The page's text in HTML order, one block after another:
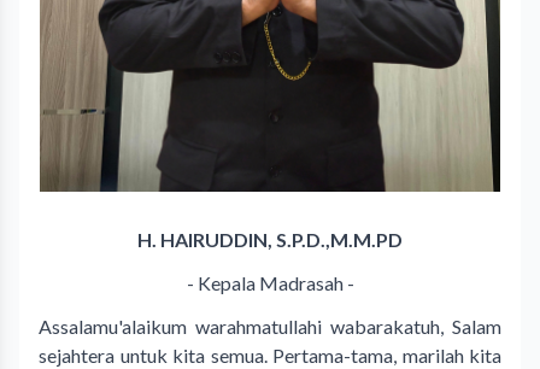
H. HAIRUDDIN, S.P.D.,M.M.PD
- Kepala Madrasah -
Assalamu'alaikum warahmatullahi wabarakatuh, Salam
sejahtera untuk kita semua. Pertama-tama, marilah kita